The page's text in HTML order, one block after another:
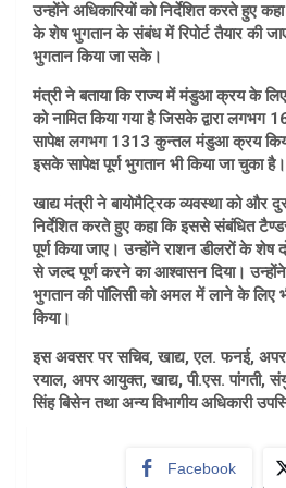
उन्होंने अधिकारियों को निर्देशित करते हुए
के शेष भुगतान के संबंध में रिपोर्ट तैयार की
भुगतान किया जा सके।
मंत्री ने बताया कि राज्य में मंडुआ क्रय के लिए
को नामित किया गया है जिसके द्वारा लगभग
सापेक्ष लगभग 1313 कुन्तल मंडुआ क्रय किया
इसके सापेक्ष पूर्ण भुगतान भी किया जा चुका है।
खाद्य मंत्री ने बायोमैट्रिक व्यवस्था को और
निर्देशित करते हुए कहा कि इससे संबंधित
पूर्ण किया जाए। उन्होंने राशन डीलरों के शेष
से जल्द पूर्ण करने का आश्वासन दिया।
भुगतान की पॉलिसी को अमल में लाने के लिए
किया।
इस अवसर पर सचिव, खाद्य, एल. फनई, अपर
रयाल, अपर आयुक्त, खाद्य, पी.एस. पांगती,
सिंह बिसेन तथा अन्य विभागीय अधिकारी
Facebook